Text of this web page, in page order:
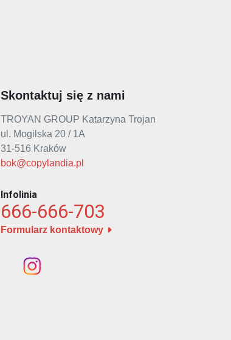
Skontaktuj się z nami
TROYAN GROUP Katarzyna Trojan
ul. Mogilska 20 / 1A
31-516 Kraków
bok@copylandia.pl
Infolinia
666-666-703
Formularz kontaktowy